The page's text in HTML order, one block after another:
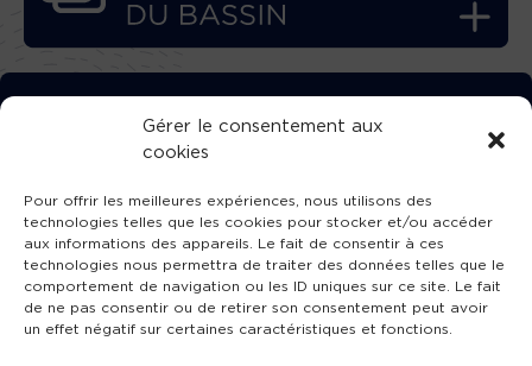
Gérer le consentement aux
cookies
Pour offrir les meilleures expériences, nous utilisons des
technologies telles que les cookies pour stocker et/ou accéder
aux informations des appareils. Le fait de consentir à ces
technologies nous permettra de traiter des données telles que le
comportement de navigation ou les ID uniques sur ce site. Le fait
de ne pas consentir ou de retirer son consentement peut avoir
un effet négatif sur certaines caractéristiques et fonctions.
TÉLÉCHARGEZ GRATUITEMENT
L’APPLICATION TVBA !
SUIVEZ-NOUS !